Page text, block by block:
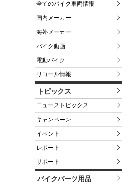
全てのバイク車両情報
国内メーカー
海外メーカー
バイク動画
電動バイク
リコール情報
トピックス
ニューストピックス
キャンペーン
イベント
レポート
サポート
バイクパーツ用品